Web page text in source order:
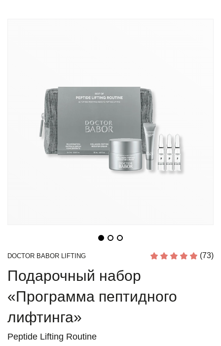
DOCTOR BABOR LIFTING (73)
Подарочный набор
«Программа пептидного
лифтинга»
Peptide Lifting Routine